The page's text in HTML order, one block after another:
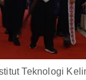
Teknologi